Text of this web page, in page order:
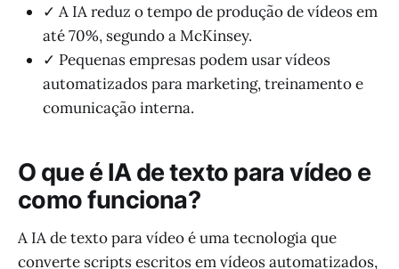
✓ A IA reduz o tempo de produção de vídeos em
até 70%, segundo a McKinsey.
✓ Pequenas empresas podem usar vídeos
automatizados para marketing, treinamento e
comunicação interna.
O que é IA de texto para vídeo e
como funciona?
A IA de texto para vídeo é uma tecnologia que
converte scripts escritos em vídeos automatizados,